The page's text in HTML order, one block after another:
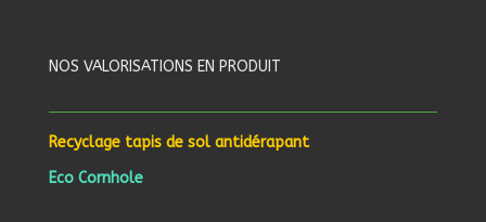
NOS VALORISATIONS EN PRODUIT
Recyclage tapis de sol antidérapant
Eco Cornhole